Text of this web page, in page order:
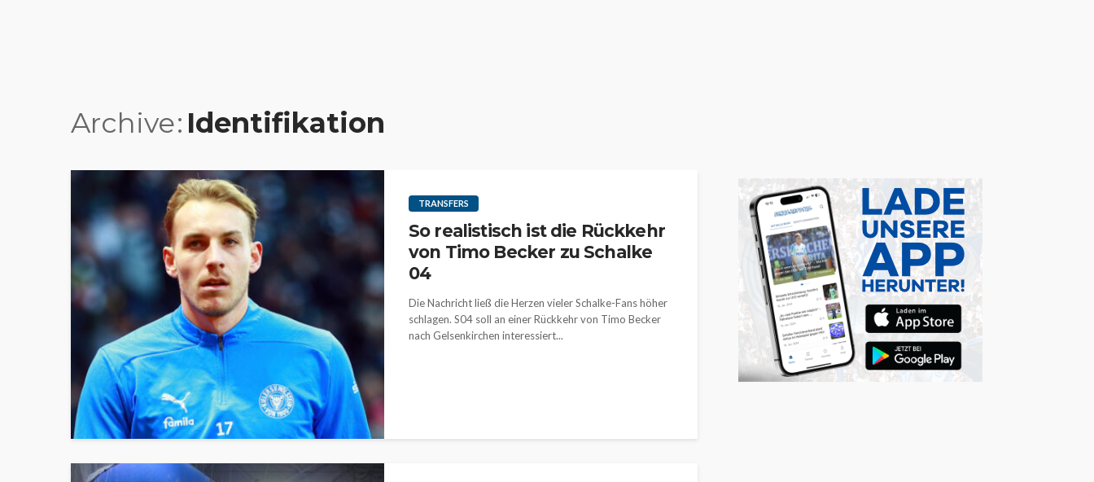
Archive Identifikation
TRANSFERS
So realistisch ist die Rückkehr
von Timo Becker zu Schalke
04
Die Nachricht ließ die Herzen vieler Schalke-Fans höher
schlagen. S04 soll an einer Rückkehr von Timo Becker
nach Gelsenkirchen interessiert...